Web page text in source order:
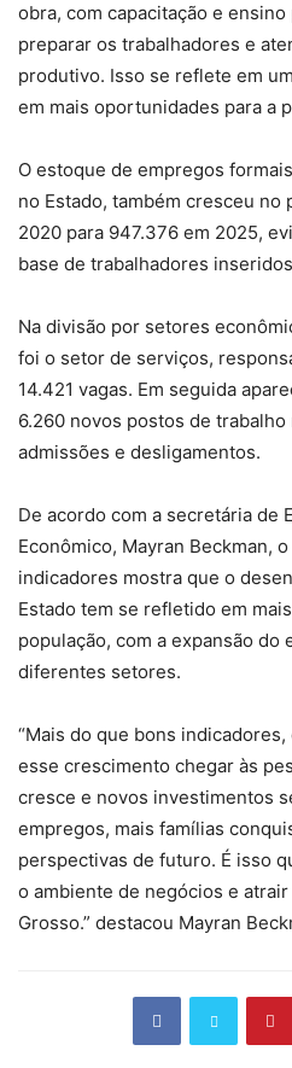
obra, com capacitação e
preparar os trabalhadores e
produtivo. Isso se reflete em
em mais oportunidades para a
O estoque de empregos
no Estado, também cresceu no
2020 para 947.376 em 2025,
base de trabalhadores
Na divisão por setores
foi o setor de serviços,
14.421 vagas. Em seguida
6.260 novos postos de
admissões e desligamentos.
De acordo com a secretária de
Econômico, Mayran Beckman,
indicadores mostra que o
Estado tem se refletido em
população, com a expansão do
diferentes setores.
“Mais do que bons
esse crescimento chegar às
cresce e novos investimentos
empregos, mais famílias
perspectivas de futuro. É isso
o ambiente de negócios e
Grosso.” destacou Mayran